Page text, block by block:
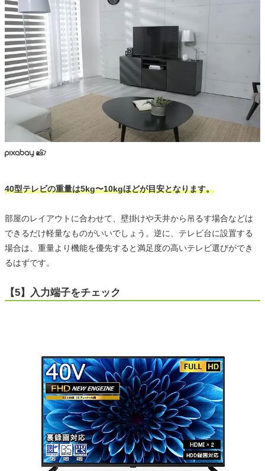
40型テレビの重量は5kg〜10kgほどが目安となります。
部屋のレイアウトに合わせて、壁掛けや天井から吊るす場合などは
できるだけ軽量なものがいいでしょう。逆に、テレビ台に設置する
場合は、重量より機能を優先すると満足度の高いテレビ選びができ
るはずです。
【5】入力端子をチェック